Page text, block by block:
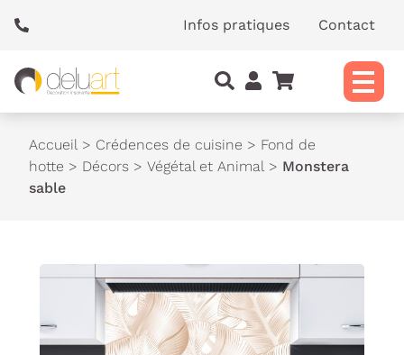
Infos pratiques Contact
Accueil > Crédences de cuisine > Fond de
hotte > Décors > Végétal et Animal > Monstera
sable